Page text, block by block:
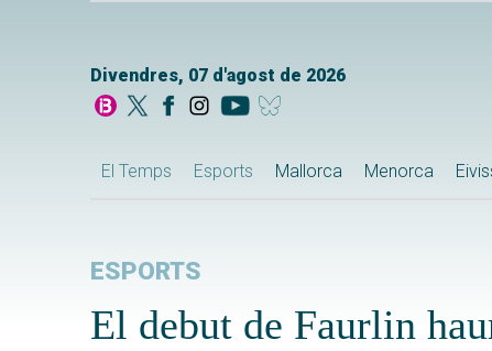
Divendres, 07 d'agost de 2026
El Temps Esports Mallorca Menorca
ESPORTS
El debut de Faurlin